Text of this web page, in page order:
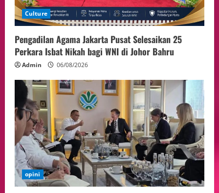
Culture
Pengadilan Agama Jakarta Pusat Selesaikan 25
Perkara Isbat Nikah bagi WNI di Johor Bahru
Admin 06/08/2026
opini